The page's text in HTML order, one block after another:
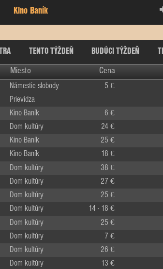
Kino Baník
TENTO TÝŽDEŇ BUDÚCI TÝŽDEŇ
Miesto Cena
Námestie slobody
Prievidza
5 €
Kino Baník 6 €
Dom kultúry 24 €
Kino Baník 25 €
Kino Baník 18 €
Dom kultúry 38 €
Dom kultúry 27 €
Dom kultúry 25 €
Dom kultúry 14 - 18 €
Dom kultúry 25 €
Dom kultúry 7 €
Dom kultúry 26 €
Dom kultúry 13 €